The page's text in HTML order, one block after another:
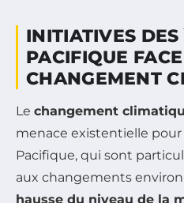
INITIATIVES DES
PACIFIQUE
CHANGEMENT
Le changement
menace existentielle pour
Pacifique, qui sont
aux changements
hausse du niveau de la